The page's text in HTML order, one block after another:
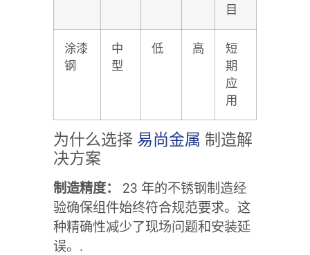
目
涂漆
钢
中
型
低 高
短
期
应
用
为什么选择 易尚金属 制造解
决方案
制造精度：
23 年的不锈钢制造经
验确保组件始终符合规范要求。这
种精确性减少了现场问题和安装延
误。.